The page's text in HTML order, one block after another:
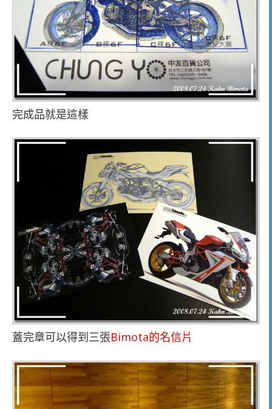
完成品就是這樣
蓋完章可以得到三張Bimota的名信片